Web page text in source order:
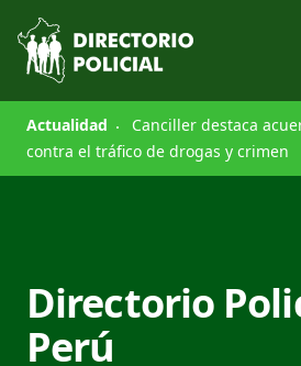
Actualidad
Canciller destaca
contra el tráfico de drogas y crimen
Directorio
Perú